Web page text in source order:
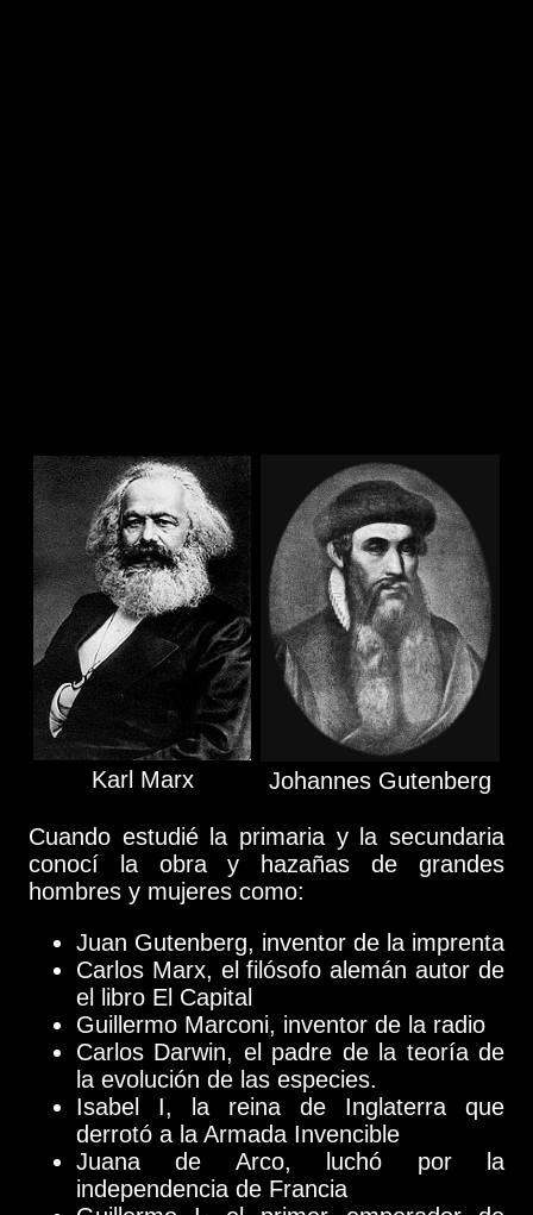
Karl Marx Johannes Gutenberg
Cuando estudié la primaria y la secundaria
conocí la obra y hazañas de grandes
hombres y mujeres como:
Juan Gutenberg, inventor de la imprenta
Carlos Marx, el filósofo alemán autor de
el libro El Capital
Guillermo Marconi, inventor de la radio
Carlos Darwin, el padre de la teoría de
la evolución de las especies.
Isabel I, la reina de Inglaterra que
derrotó a la Armada Invencible
Juana de Arco, luchó por la
independencia de Francia